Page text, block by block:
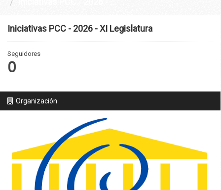
Iniciativas PCC - 2026 - XI Legislatura
Seguidores
0
Organización